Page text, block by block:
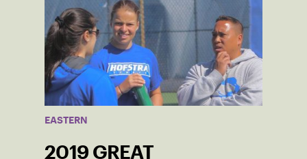
EASTERN
2019 GREAT